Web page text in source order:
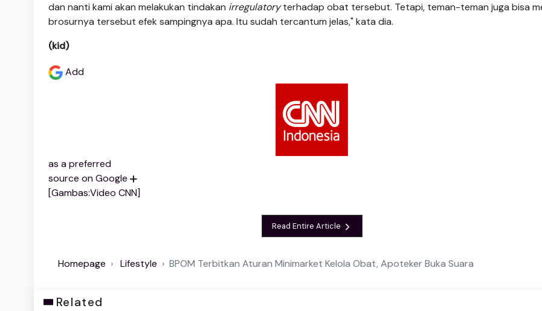
dan nanti kami akan melakukan tindakan irregulatoryterhadap obat tersebut. Tetapi, teman-teman juga bisa
brosurnya tersebut efek sampingnya apa. Itu sudah tercantum jelas," kata dia.
(kid)
Add
as a preferred
source on Google
[Gambas:Video CNN]
Read Entire Article
Homepage Lifestyle BPOM Terbitkan Aturan Minimarket Kelola Obat, Apoteker Buka Suara
Related